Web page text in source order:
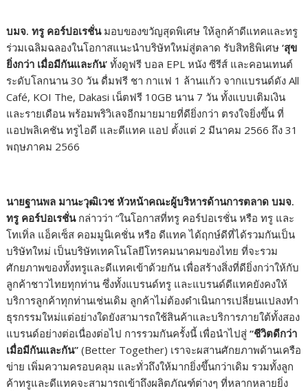
บมจ. ทรู คอร์ปอเรชั่นมอบของขวัญสุดพิเศษ ให้ลูกค้าดีแทคและทรู
ร่วมเฉลิมฉลองในโอกาสแนะนำบริษัทใหม่สู่ตลาด รับสิทธิพิเศษ‘สุข
ยิ่งกว่า เมื่อมีกันและกัน’ ทั้งดูฟรี บอล EPL หนัง ซีรีส์ และคอนเทนต์
ระดับโลกนาน 30 วัน ดื่มฟรี ชา กาแฟ 1 ล้านแก้ว จากแบรนด์ดัง All
Café, KOI The, Dakasi เน็ตฟรี 10GB นาน 7 วัน ทั้งแบบเติมเงิน
และรายเดือน พร้อมพริวิเลจอีกมายมายที่ดียิ่งกว่า ตรงใจยิ่งขึ้น ที่
แอปพลิเคชัน ทรูไอดี และดีแทค แอป ตั้งแต่ 2 มีนาคม 2566 ถึง 31
พฤษภาคม 2566
นายฐานพล มานะวุฒิเวช หัวหน้าคณะผู้บริหารด้านการตลาด บมจ.
ทรู คอร์ปอเรชั่นกล่าวว่า “ในโอกาสที่ทรู คอร์ปอเรชั่น หรือ ทรู และ
โทเทิ่ล แอ็คเซ็ส คอมมูนิเคชั่น หรือ ดีแทค ได้ฤกษ์ดีที่ได้รวมกันเป็น
บริษัทใหม่ เป็นบริษัทเทคโนโลยีโทรคมนาคมของไทย ที่จะรวม
ศักยภาพของทั้งทรูและดีแทคเข้าด้วยกัน เพื่อสร้างสิ่งที่ดียิ่งกว่าให้กับ
ลูกค้าชาวไทยทุกท่าน ซึ่งทั้งแบรนด์ทรู และแบรนด์ดีแทคยังคงให้
บริการลูกค้าทุกท่านเช่นเดิม ลูกค้าไม่ต้องดำเนินการเปลี่ยนแปลงทำ
ธุรกรรมใหม่แต่อย่างใดยังสามารถใช้สินค้าและบริการภายใต้ทั้งสอง
แบรนด์อย่างต่อเนื่องต่อไป การรวมกันครั้งนี้ เพื่อนำไปสู่“ชีวิตดีกว่า
เมื่อมีกันและกัน” (Better Together) เราจะผสานศักยภาพด้านเครือ
ข่าย เพิ่มความครอบคลุม และทั่วถึงให้มากยิ่งขึ้นกว่าเดิม รวมทั้งลูก
ค้าทรูและดีแทคจะสามารถเข้าถึงผลิตภัณฑ์ต่างๆ ที่หลากหลายยิ่ง